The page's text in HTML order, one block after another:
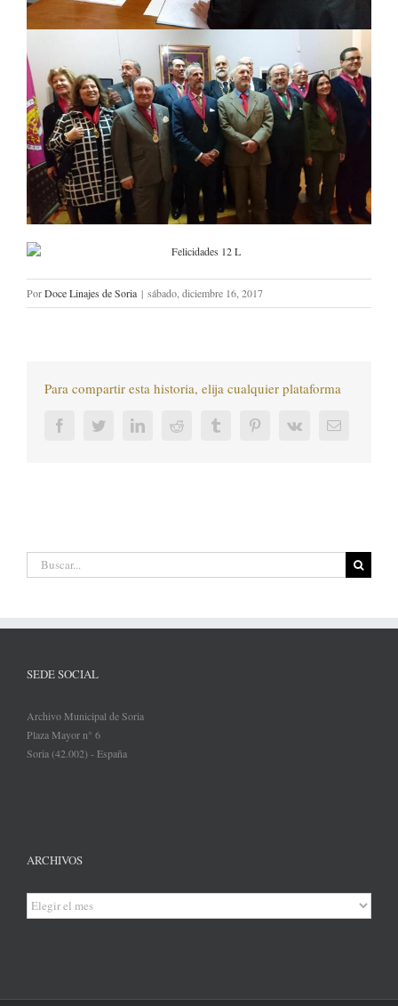
PorDoce Linajes de Soria | sábado, diciembre 16, 2017
Para compartir esta historia, elija cualquier plataforma
FacebookTwitterLinkedInReddit Tumblr PinterestVk
Correo
Buscar:
SEDE SOCIAL
Archivo Municipal de Soria
Plaza Mayor n° 6
Soria (42.002) - España
ARCHIVOS
Archivos